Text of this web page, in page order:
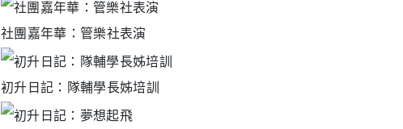
社團嘉年華：管樂社表演
初升日記：隊輔學長姊培訓